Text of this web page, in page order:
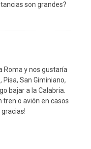
son grandes?
Roma y nos gustaría
Pisa, San Giminiano,
bajar a la Calabria.
tren o avión en casos